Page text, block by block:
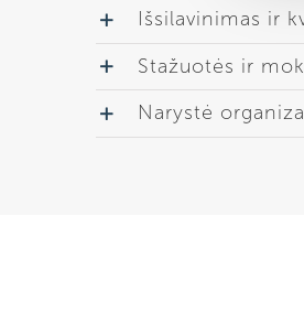
Išsilavinimas ir
Stažuotės ir
Narystė